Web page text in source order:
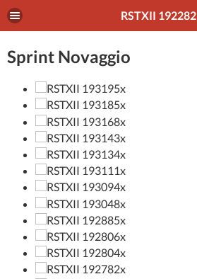
RSTXII 192282
Sprint Novaggio